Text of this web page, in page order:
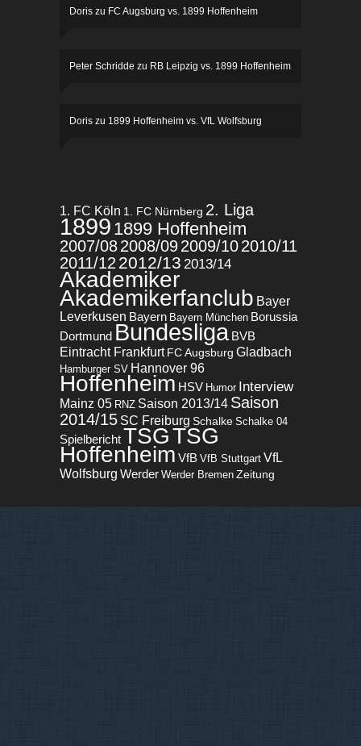
Doris zu FC Augsburg vs. 1899 Hoffenheim
Peter Schridde zu RB Leipzig vs. 1899 Hoffenheim
Doris zu 1899 Hoffenheim vs. VfL Wolfsburg
1. FC Köln 1. FC Nürnberg 2. Liga
1899 1899 Hoffenheim
2007/082008/092009/102010/11
2011/12 2012/13 2013/14
Akademiker
Akademikerfanclub Bayer
Leverkusen Bayern Bayern München Borussia
Dortmund Bundesliga BVB
Eintracht Frankfurt FC Augsburg Gladbach
Hamburger SV Hannover 96
Hoffenheim HSV Humor Interview
Mainz 05 RNZ Saison 2013/14 Saison
2014/15 SC Freiburg Schalke Schalke 04
SpielberichtTSGTSG
Hoffenheim VfB VfB Stuttgart VfL
Wolfsburg Werder Werder Bremen Zeitung